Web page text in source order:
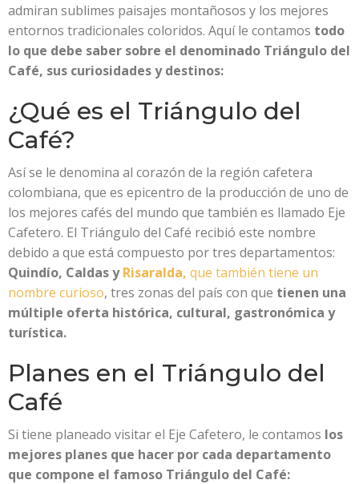
admiran sublimes paisajes montañosos y los mejores
entornos tradicionales coloridos. Aquí le contamos todo
lo que debe saber sobre el denominado Triángulo del
Café, sus curiosidades y destinos:
¿Qué es el Triángulo del
Café?
Así se le denomina al corazón de la región cafetera
colombiana, que es epicentro de la producción de uno de
los mejores cafés del mundo que también es llamado Eje
Cafetero. El Triángulo del Café recibió este nombre
debido a que está compuesto por tres departamentos:
Quindío, Caldas yRisaralda, que también tiene un
nombre curioso, tres zonas del país con que tienen una
múltiple oferta histórica, cultural, gastronómica y
turística.
Planes en el Triángulo del
Café
Si tiene planeado visitar el Eje Cafetero, le contamos los
mejores planes que hacer por cada departamento
que compone el famoso Triángulo del Café: